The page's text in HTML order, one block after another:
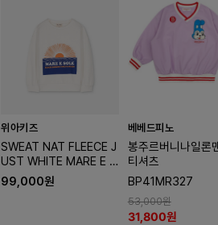
위아키즈
SWEAT NAT FLEECE J
UST WHITE MARE E S
OLE
99,000원
베베드피노
봉주르버니나일론
티셔츠
BP41MR327
53,000원
31,800원